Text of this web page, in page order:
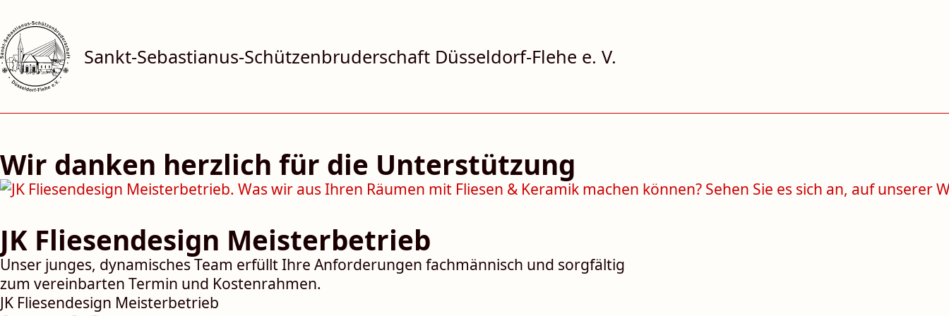
Sankt-Sebastianus-Schützen­bruderschaft Düsseldorf-‍Flehe e. V.
Wir danken herzlich für die Unterstützung
JK Fliesendesign Meisterbetrieb
Unser junges, dynamisches Team erfüllt Ihre Anforderungen fachmännisch und sorgfältig
zum vereinbarten Termin und Kostenrahmen.
JK Fliesendesign Meisterbetrieb